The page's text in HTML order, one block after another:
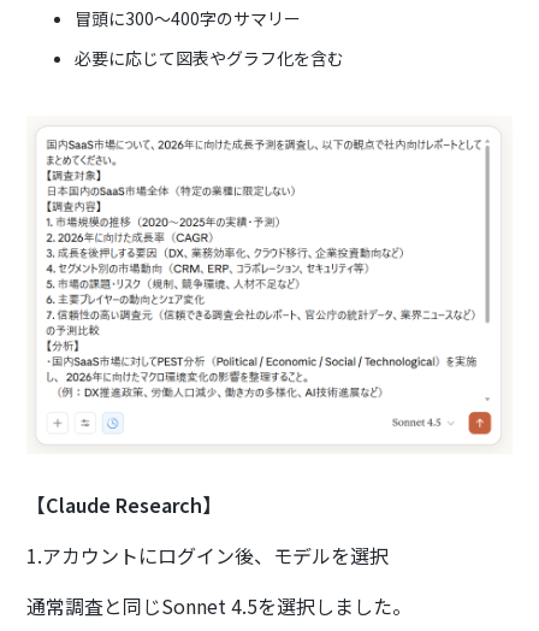
冒頭に300〜400字のサマリー
必要に応じて図表やグラフ化を含む
【Claude Research】
1.アカウントにログイン後、モデルを選択
通常調査と同じSonnet 4.5を選択しました。